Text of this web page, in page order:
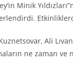
Minik
Ali
ne zaman ve